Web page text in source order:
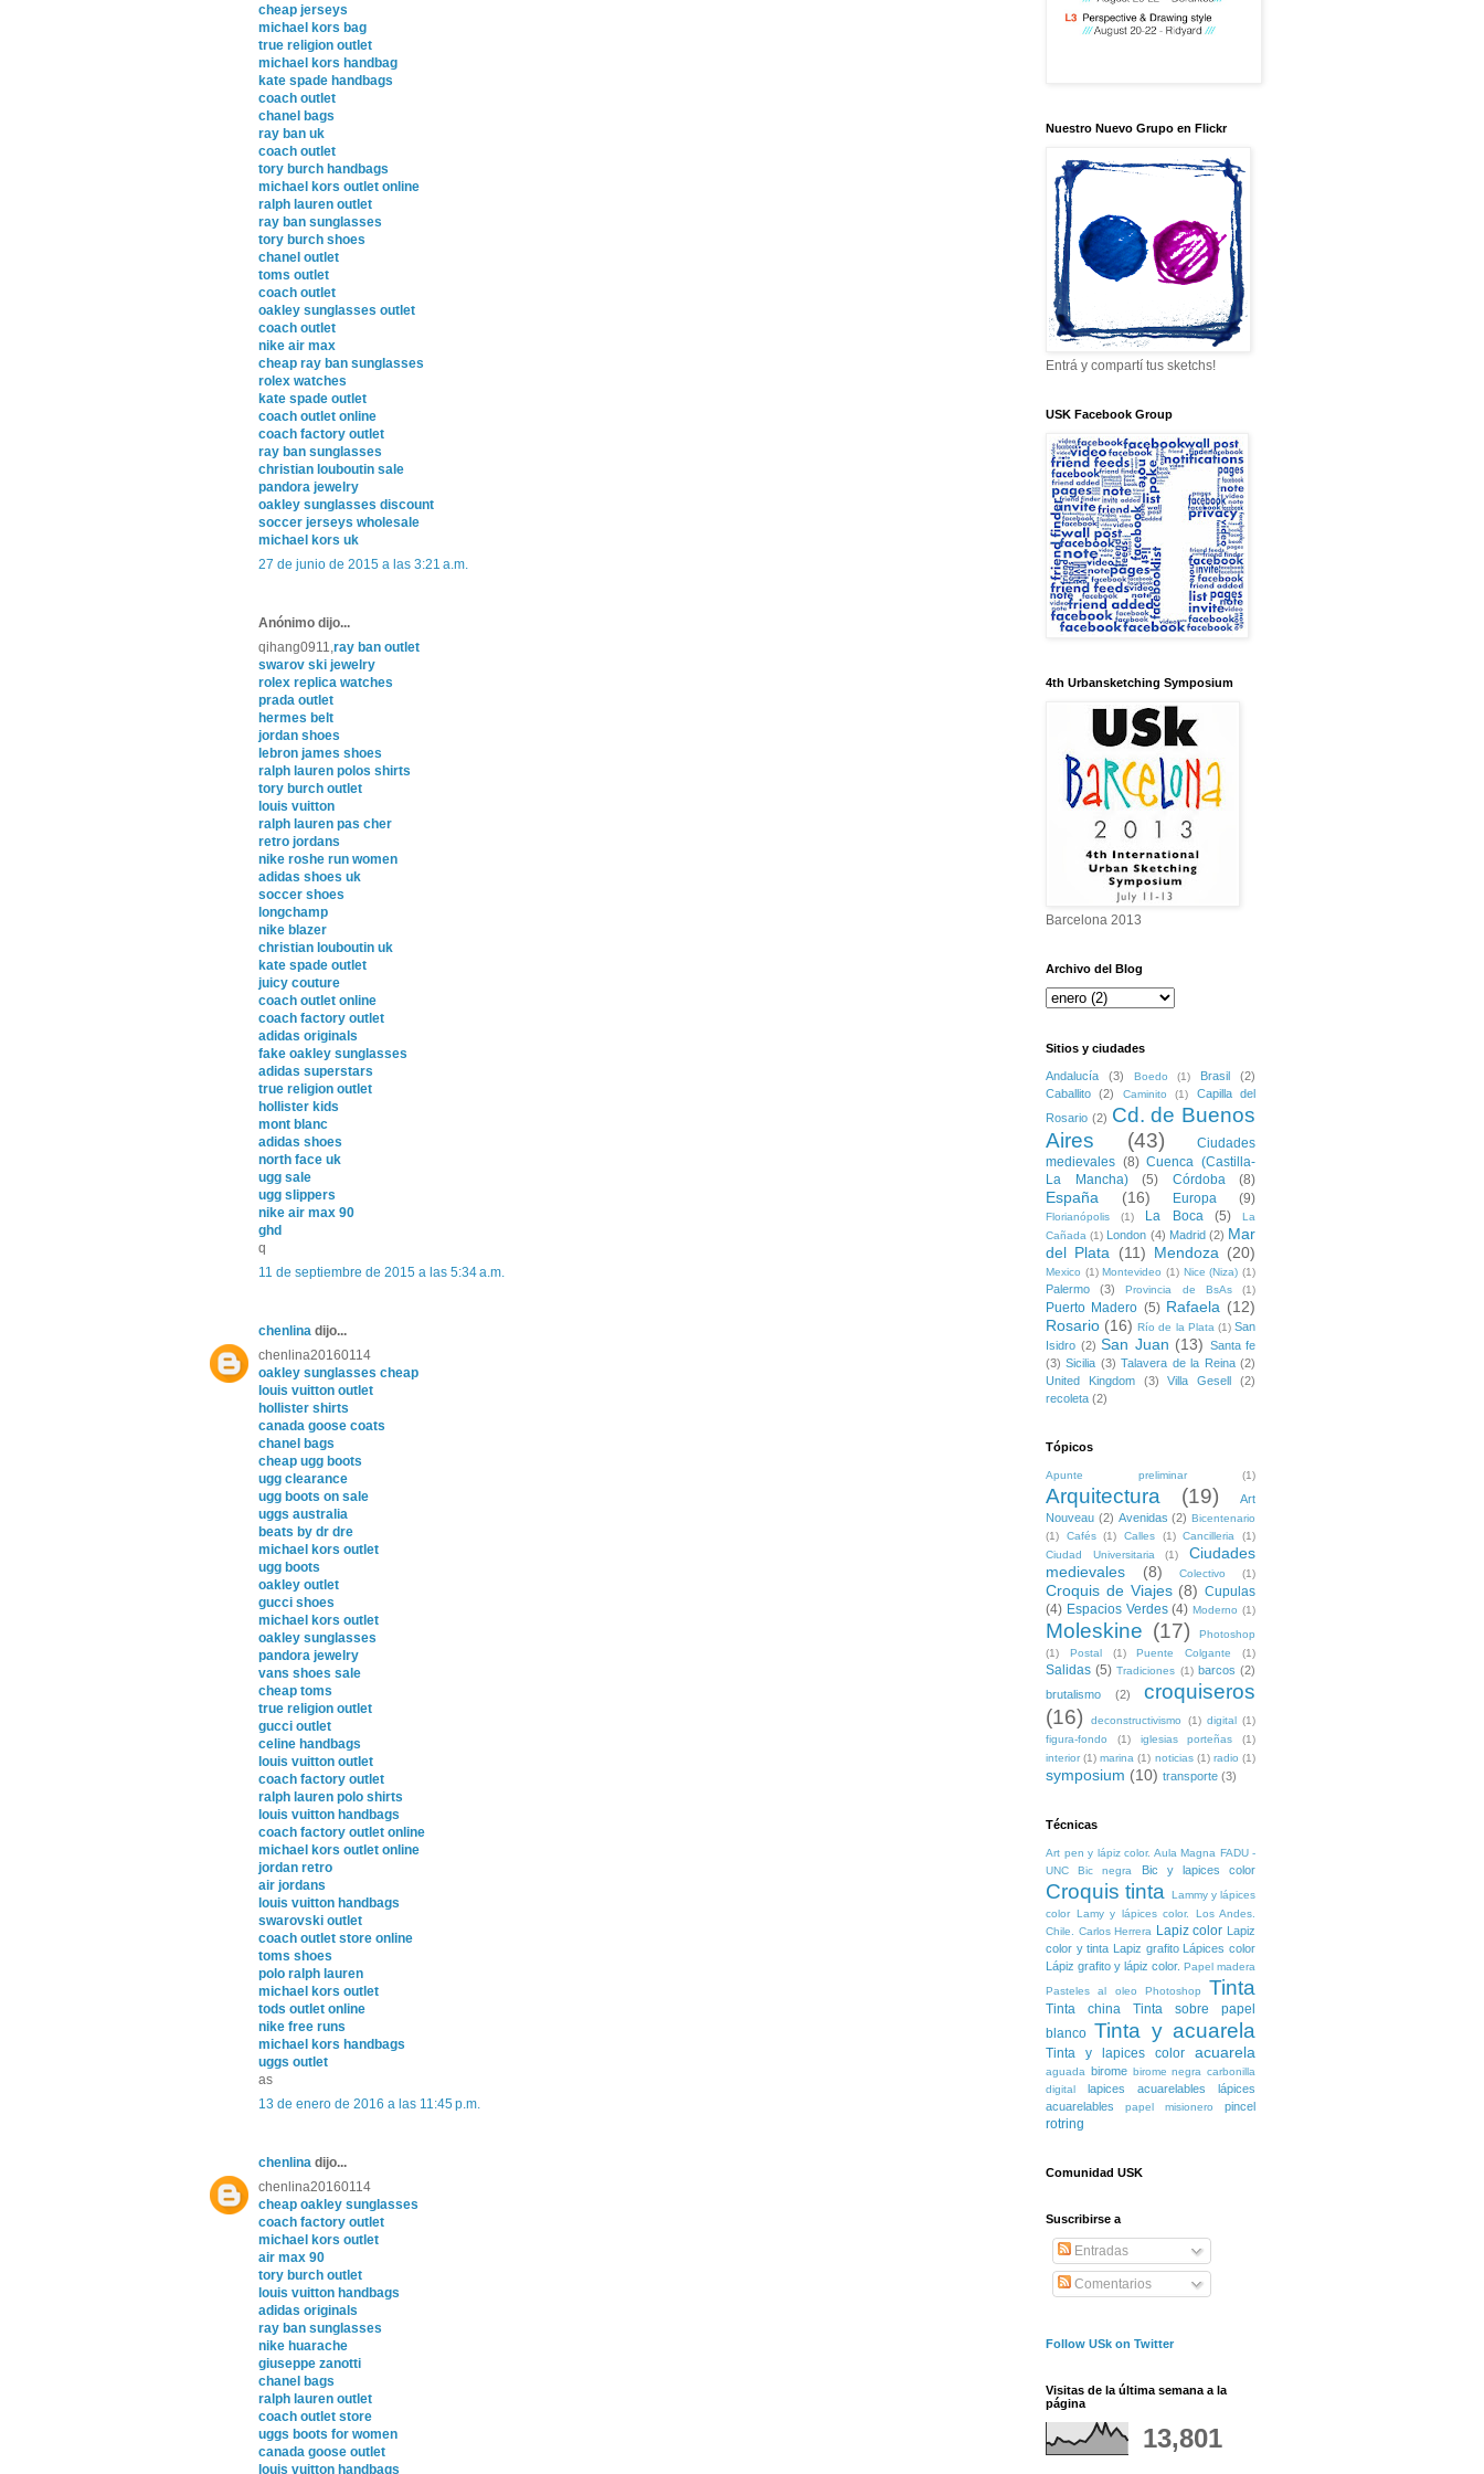
cheap jerseys
michael kors bag
true religion outlet
michael kors handbag
kate spade handbags
coach outlet
chanel bags
ray ban uk
coach outlet
tory burch handbags
michael kors outlet online
ralph lauren outlet
ray ban sunglasses
tory burch shoes
chanel outlet
toms outlet
coach outlet
oakley sunglasses outlet
coach outlet
nike air max
cheap ray ban sunglasses
rolex watches
kate spade outlet
coach outlet online
coach factory outlet
ray ban sunglasses
christian louboutin sale
pandora jewelry
oakley sunglasses discount
soccer jerseys wholesale
michael kors uk
27 de junio de 2015 a las 3:21 a.m.
Anónimo dijo...
qihang0911,ray ban outlet
swarov ski jewelry
rolex replica watches
prada outlet
hermes belt
jordan shoes
lebron james shoes
ralph lauren polos shirts
tory burch outlet
louis vuitton
ralph lauren pas cher
retro jordans
nike roshe run women
adidas shoes uk
soccer shoes
longchamp
nike blazer
christian louboutin uk
kate spade outlet
juicy couture
coach outlet online
coach factory outlet
adidas originals
fake oakley sunglasses
adidas superstars
true religion outlet
hollister kids
mont blanc
adidas shoes
north face uk
ugg sale
ugg slippers
nike air max 90
ghd
q
11 de septiembre de 2015 a las 5:34 a.m.
chenlina dijo...
chenlina20160114
oakley sunglasses cheap
louis vuitton outlet
hollister shirts
canada goose coats
chanel bags
cheap ugg boots
ugg clearance
ugg boots on sale
uggs australia
beats by dr dre
michael kors outlet
ugg boots
oakley outlet
gucci shoes
michael kors outlet
oakley sunglasses
pandora jewelry
vans shoes sale
cheap toms
true religion outlet
gucci outlet
celine handbags
louis vuitton outlet
coach factory outlet
ralph lauren polo shirts
louis vuitton handbags
coach factory outlet online
michael kors outlet online
jordan retro
air jordans
louis vuitton handbags
swarovski outlet
coach outlet store online
toms shoes
polo ralph lauren
michael kors outlet
tods outlet online
nike free runs
michael kors handbags
uggs outlet
as
13 de enero de 2016 a las 11:45 p.m.
chenlina dijo...
chenlina20160114
cheap oakley sunglasses
coach factory outlet
michael kors outlet
air max 90
tory burch outlet
louis vuitton handbags
adidas originals
ray ban sunglasses
nike huarache
giuseppe zanotti
chanel bags
ralph lauren outlet
coach outlet store
uggs boots for women
canada goose outlet
louis vuitton handbags
Nuestro Nuevo Grupo en Flickr
Entrá y compartí tus sketchs!
USK Facebook Group
4th Urbansketching Symposium
Barcelona 2013
Archivo del Blog
Sitios y ciudades
Andalucía (3) Boedo (1) Brasil
(2)
Caballito
(2) Caminito (1)
Capilla del
Rosario (2) Cd. de Buenos
Aires
(43)
Ciudades
medievales (8) Cuenca (Castilla-
La Mancha)
(5) Córdoba (8)
España (16) Europa (9)
Florianópolis (1) La Boca (5)
La
Cañada (1) London (4) Madrid (2) Mar
del Plata (11) Mendoza (20)
Mexico (1) Montevideo (1) Nice (Niza) (1)
Palermo (3) Provincia de BsAs (1)
Puerto Madero (5) Rafaela (12)
Rosario (16) Río de la Plata (1) San
Isidro (2) San Juan (13) Santa fe
(3) Sicilia (3) Talavera de la Reina (2)
United Kingdom
(3) Villa Gesell
(2)
recoleta (2)
Tópicos
Apunte preliminar (1)
Arquitectura (19)
Art
Nouveau (2) Avenidas (2) Bicentenario
(1)
Cafés (1) Calles (1) Cancilleria
(1)
Ciudad Universitaria
(1)
Ciudades
medievales
(8) Colectivo (1)
Croquis de Viajes (8) Cupulas
(4) Espacios Verdes (4) Moderno (1)
Moleskine (17)
Photoshop
(1)
Postal (1) Puente Colgante (1)
Salidas (5) Tradiciones (1) barcos (2)
brutalismo
(2)
croquiseros
(16)
deconstructivismo (1) digital
(1)
figura-fondo
(1) iglesias porteñas
(1)
interior (1) marina (1) noticias (1) radio (1)
symposium (10) transporte (3)
Técnicas
Art pen y lápiz color. Aula Magna FADU -
UNC
Bic negra Bic y lapices color
Croquis tinta
Lammy y lápices
color
Lamy y lápices color. Los Andes.
Chile. Carlos Herrera Lapiz color
Lapiz
color y tinta
Lapiz grafito
Lápices color
Lápiz grafito y lápiz color. Papel madera
Pasteles al oleo
Photoshop Tinta
Tinta china
Tinta sobre papel
blanco Tinta y acuarela
Tinta y lapices color acuarela
aguada birome birome negra carbonilla
digital
lapices acuarelables
lápices
acuarelables
papel misionero pincel
rotring
Comunidad USK
Suscribirse a
Entradas
Comentarios
Follow USk on Twitter
Visitas de la última semana a la
página
13,801